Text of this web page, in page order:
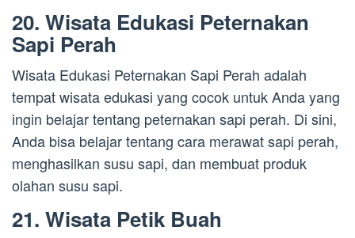
20. Wisata Edukasi Peternakan
Sapi Perah
Wisata Edukasi Peternakan Sapi Perah adalah
tempat wisata edukasi yang cocok untuk Anda yang
ingin belajar tentang peternakan sapi perah. Di sini,
Anda bisa belajar tentang cara merawat sapi perah,
menghasilkan susu sapi, dan membuat produk
olahan susu sapi.
21. Wisata Petik Buah